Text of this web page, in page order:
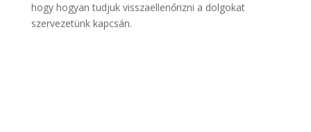
hogy hogyan tudjuk visszaellenőrizni a dolgokat
szervezetünk kapcsán.